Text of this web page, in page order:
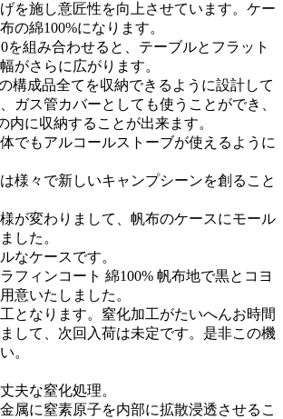
を施し意匠性を向上させています。ケー
の綿100%になります。
を組み合わせると、テーブルとフラット
がさらに広がります。
構成品全てを収納できるように設計して
ガス管カバーとしても使うことができ、
内に収納することが出来ます。
でもアルコールストーブが使えるように
様々で新しいキャンプシーンを創ること
が変わりまして、帆布のケースにモール
した。
なケースです。
フィンコート 綿100% 帆布地で黒とコヨ
意いたしました。
となります。窒化加工がたいへんお時間
して、次回入荷は未定です。是非この機
。
夫な窒化処理。
属に窒素原子を内部に拡散浸透させるこ